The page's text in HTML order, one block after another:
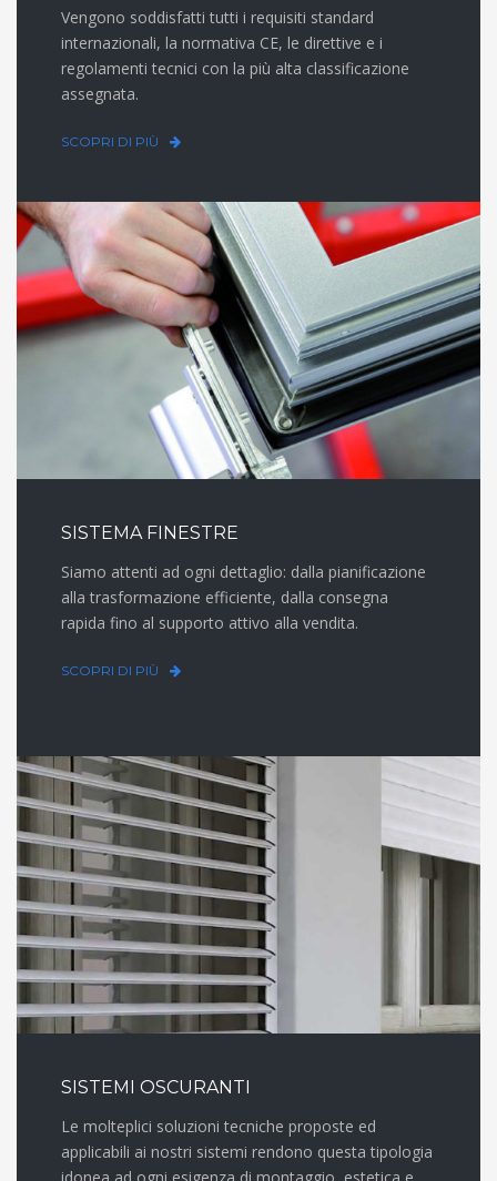
Vengono soddisfatti tutti i requisiti standard
internazionali, la normativa CE, le direttive e i
regolamenti tecnici con la più alta classificazione
assegnata.
SCOPRI DI PIÙ
SISTEMA FINESTRE
Siamo attenti ad ogni dettaglio: dalla pianificazione
alla trasformazione efficiente, dalla consegna
rapida fino al supporto attivo alla vendita.
SCOPRI DI PIÙ
SISTEMI OSCURANTI
Le molteplici soluzioni tecniche proposte ed
applicabili ai nostri sistemi rendono questa tipologia
idonea ad ogni esigenza di montaggio, estetica e